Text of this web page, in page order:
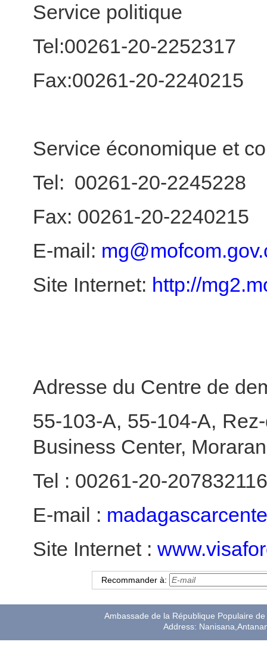
Service politique
Tel:00261-20-2252317
Fax:00261-20-2240215
Service économique et
Tel: 00261-20-2245228
Fax: 00261-20-2240215
E-mail:
Site Internet: http://
Adresse du Centre de
55-103-A, 55-104-A,
Business Center,
Tel : 00261-20-207832116
E-mail :
Site Internet :
Recommander à:
Ambassade de la République Populaire
Address: